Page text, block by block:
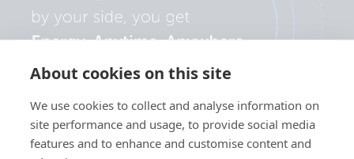
About cookies on this site
We use cookies to collect and analyse information on
site performance and usage, to provide social media
features and to enhance and customise content and